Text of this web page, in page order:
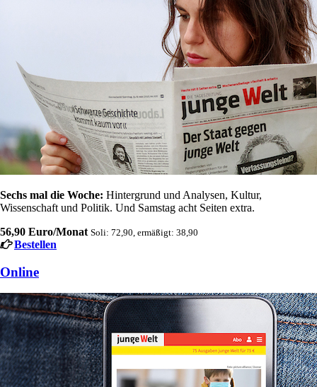
Sechs mal die Woche: Hintergrund und Analysen, Kultur,
Wissenschaft und Politik. Und Samstag acht Seiten extra.
56,90 Euro/Monat Soli: 72,90, ermäßigt: 38,90
Bestellen
Online